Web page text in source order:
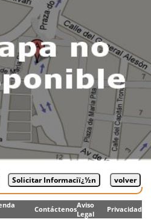
ContáctenosAviso
Legal
Privacidad